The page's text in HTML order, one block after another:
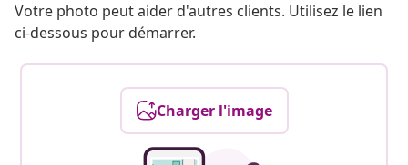
Votre photo peut aider d'autres clients. Utilisez le lien
ci-dessous pour démarrer.
Charger l'image